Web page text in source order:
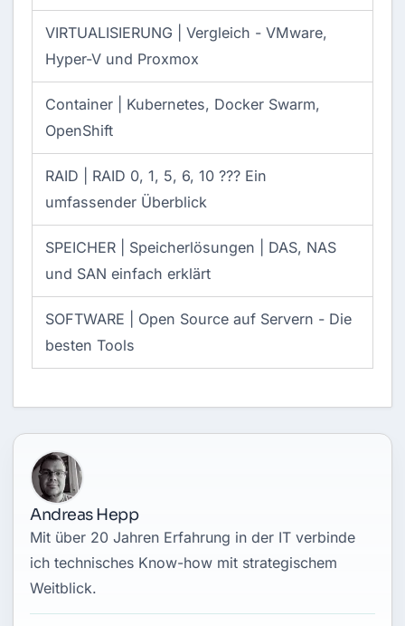
VIRTUALISIERUNG | Vergleich - VMware,
Hyper-V und Proxmox
Container | Kubernetes, Docker Swarm,
OpenShift
RAID
RAID 0, 1, 5, 6, 10 ??? Ein
umfassender Überblick
SPEICHER | Speicherlösungen | DAS, NAS
und SAN einfach erklärt
SOFTWARE | Open Source auf Servern - Die
besten Tools
Andreas Hepp
Mit über 20 Jahren Erfahrung in der IT verbinde
ich technisches Know-how mit strategischem
Weitblick.